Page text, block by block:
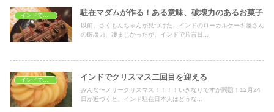
インドでおうちごはん 駐在マダムが作る！ある意味、破壊力のあるお菓子
以前、さくもんちゃんが見つけた、インドのローカルケーキ屋さん
の破壊力、凄まじかったが、インドで片言日...
インドでクリスマス二回目を迎える
みんな〜メリークリスマス！！！！いきなりですが問題！12月24
日が近づくと、インド駐在日本人はどうな...